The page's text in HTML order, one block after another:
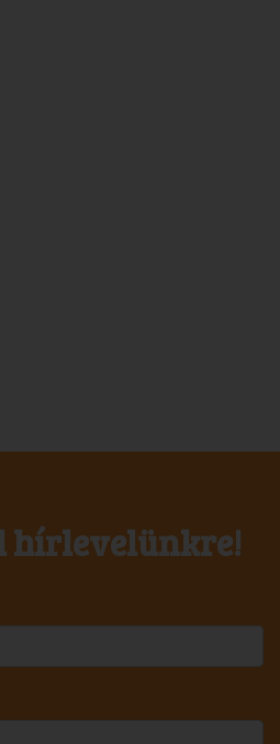
hírlevelünkre!